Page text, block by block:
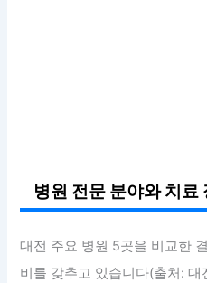
병원 전문 분야와 치료
대전 주요 병원 5곳을 비교한
비를 갖추고 있습니다(출처: